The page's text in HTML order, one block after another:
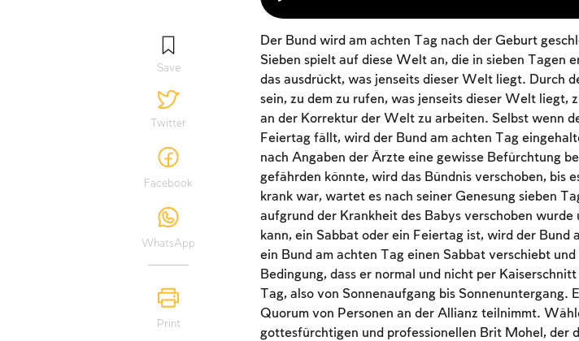
Save
Twitter
Facebook
WhatsApp
Print
Der Bund wird am achten Tag nach der Geburt
Sieben spielt auf diese Welt an, die in sieben Tagen
das ausdrückt, was jenseits dieser Welt liegt. Durch
sein, zu dem zu rufen, was jenseits dieser Welt liegt,
an der Korrektur der Welt zu arbeiten. Selbst wenn
Feiertag fällt, wird der Bund am achten Tag
nach Angaben der Ärzte eine gewisse Befürchtung
gefährden könnte, wird das Bündnis verschoben, bis
krank war, wartet es nach seiner Genesung sieben
aufgrund der Krankheit des Babys verschoben
kann, ein Sabbat oder ein Feiertag ist, wird der
ein Bund am achten Tag einen Sabbat verschiebt
Bedingung, dass er normal und nicht per
Tag, also von Sonnenaufgang bis Sonnenuntergang.
Quorum von Personen an der Allianz teilnimmt.
gottesfürchtigen und professionellen Brit Mohel, der